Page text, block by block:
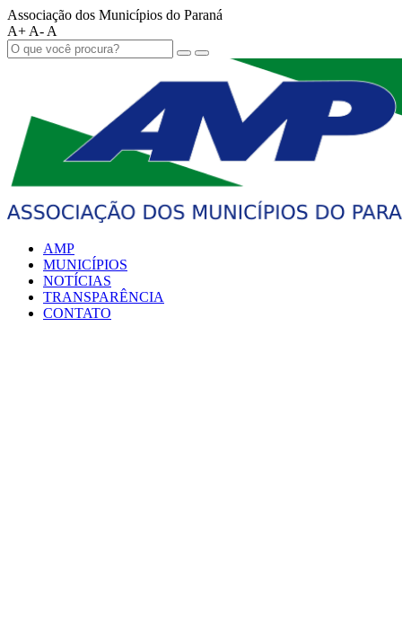
Associação dos Municípios do Paraná
A+ A- A
AMP
MUNICÍPIOS
NOTÍCIAS
TRANSPARÊNCIA
CONTATO